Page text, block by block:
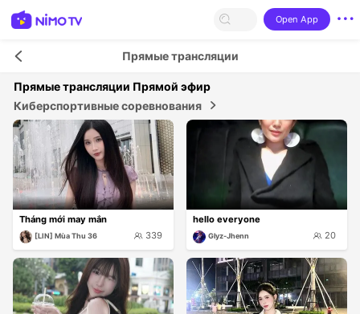
Open App
Прямые трансляции
Прямые трансляции Прямой эфир
Киберспортивные соревнования
Tháng mới may mắn
[LIN] Mùa Thu 36 339
hello everyone
Glyz-Jhenn 20